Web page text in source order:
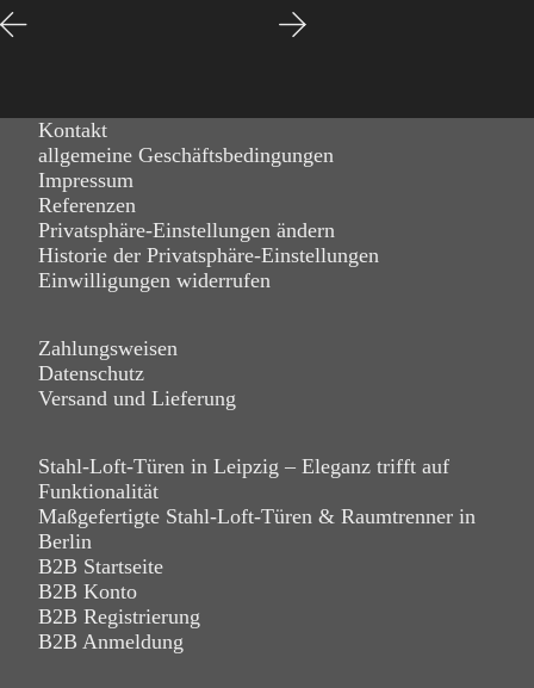
Kontakt
allgemeine Geschäftsbedingungen
Impressum
Referenzen
Privatsphäre-Einstellungen ändern
Historie der Privatsphäre-Einstellungen
Einwilligungen widerrufen
Zahlungsweisen
Datenschutz
Versand und Lieferung
Stahl-Loft-Türen in Leipzig – Eleganz trifft auf
Funktionalität
Maßgefertigte Stahl-Loft-Türen & Raumtrenner in
Berlin
B2B Startseite
B2B Konto
B2B Registrierung
B2B Anmeldung